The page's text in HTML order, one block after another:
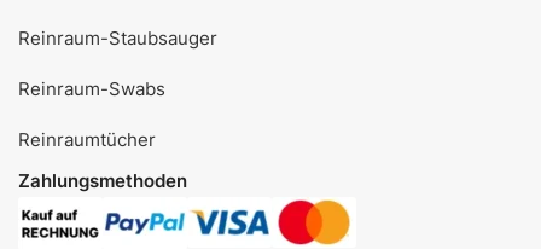
Reinraum-Staubsauger
Reinraum-Swabs
Reinraumtücher
Zahlungsmethoden